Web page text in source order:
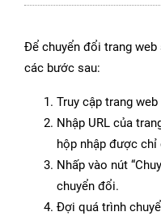
Để chuyển đổi trang web
các bước sau:
Truy cập trang web
Nhập URL của
hộp nhập được chỉ
Nhấp vào nút
chuyển đổi.
Đợi quá trình